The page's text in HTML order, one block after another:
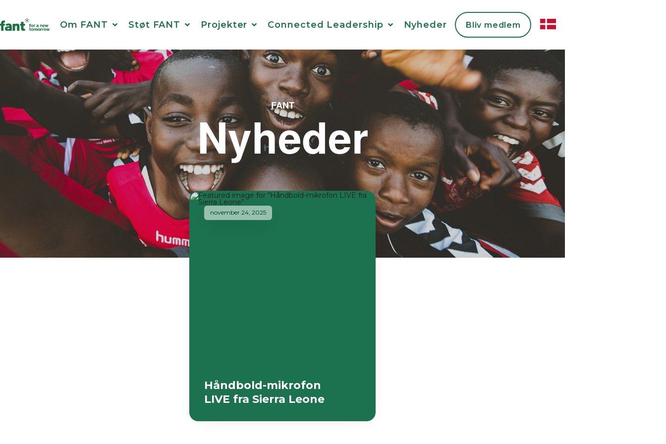
Om FANT Støt FANT Projekter Connected Leadership Nyheder Bliv medlem
FANT
Nyheder
november 24, 2025
Håndbold-mikrofon
LIVE fra Sierra Leone